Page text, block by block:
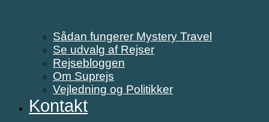
Sådan fungerer Mystery Travel
Se udvalg af Rejser
Rejsebloggen
Om Suprejs
Vejledning og Politikker
Kontakt